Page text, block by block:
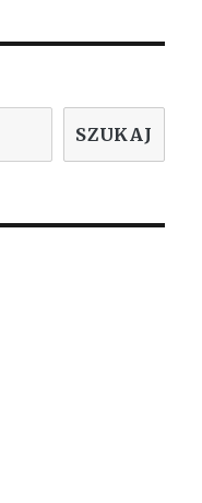
SZUKAJ